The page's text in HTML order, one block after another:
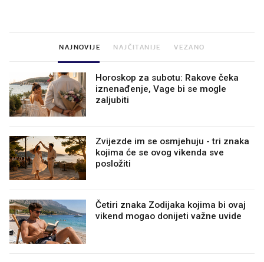
NAJNOVIJE NAJČITANIJE VEZANO
Horoskop za subotu: Rakove čeka
iznenađenje, Vage bi se mogle
zaljubiti
Zvijezde im se osmjehuju - tri znaka
kojima će se ovog vikenda sve
posložiti
Četiri znaka Zodijaka kojima bi ovaj
vikend mogao donijeti važne uvide